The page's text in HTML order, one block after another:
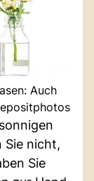
Auch
Sie nicht,
Sie